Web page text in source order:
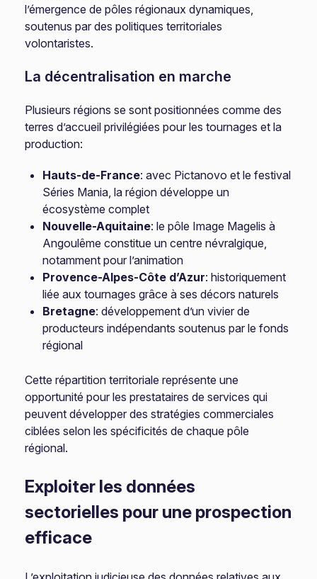
l’émergence de pôles régionaux dynamiques,
soutenus par des politiques territoriales
volontaristes.
La décentralisation en marche
Plusieurs régions se sont positionnées comme des
terres d’accueil privilégiées pour les tournages et la
production:
Hauts-de-France: avec Pictanovo et le festival
Séries Mania, la région développe un
écosystème complet
Nouvelle-Aquitaine: le pôle Image Magelis à
Angoulême constitue un centre névralgique,
notamment pour l’animation
Provence-Alpes-Côte d’Azur: historiquement
liée aux tournages grâce à ses décors naturels
Bretagne: développement d’un vivier de
producteurs indépendants soutenus par le fonds
régional
Cette répartition territoriale représente une
opportunité pour les prestataires de services qui
peuvent développer des stratégies commerciales
ciblées selon les spécificités de chaque pôle
régional.
Exploiter les données
sectorielles pour une prospection
efficace